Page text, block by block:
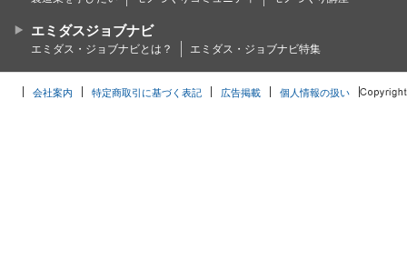
エミダスジョブナビ
エミダス・ジョブナビとは？ エミダス・ジョブナビ特集
会社案内 特定商取引に基づく表記 広告掲載 個人情報の扱い